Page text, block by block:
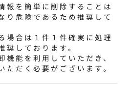
報を簡単に削除することは
り危険であるため推奨して
場合は１件１件確実に処理
奨しております。
機能を利用していただき、
ただく必要がございます。